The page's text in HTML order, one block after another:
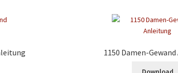
1150 Damen-